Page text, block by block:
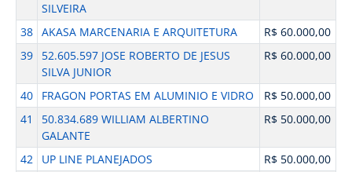
SILVEIRA
38 AKASA MARCENARIA E ARQUITETURA
R$ 60.000,00
39
52.605.597 JOSE ROBERTO DE JESUS
SILVA JUNIOR
R$ 60.000,00
40 FRAGON PORTAS EM ALUMINIO E VIDRO
R$ 50.000,00
41
50.834.689 WILLIAM ALBERTINO
GALANTE
R$ 50.000,00
42 UP LINE PLANEJADOS
R$ 50.000,00